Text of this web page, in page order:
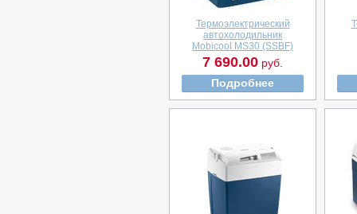
Термоэлектрический
автохолодильник
Mobicool MS30 (SSBF)
7 690.00 руб.
Подробнее